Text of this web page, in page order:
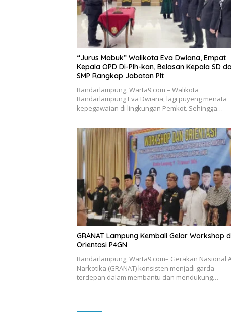
“Jurus Mabuk” Walikota Eva Dwiana, Empat
Kepala OPD Di-Plh-kan, Belasan Kepala SD
SMP Rangkap Jabatan Plt
Bandarlampung, Warta9.com – Walikota
Bandarlampung Eva Dwiana, lagi puyeng menata
kepegawaian di lingkungan Pemkot. Sehingga…
GRANAT Lampung Kembali Gelar Workshop
Orientasi P4GN
Bandarlampung, Warta9.com– Gerakan Nasional
Narkotika (GRANAT) konsisten menjadi garda
terdepan dalam membantu dan mendukung…